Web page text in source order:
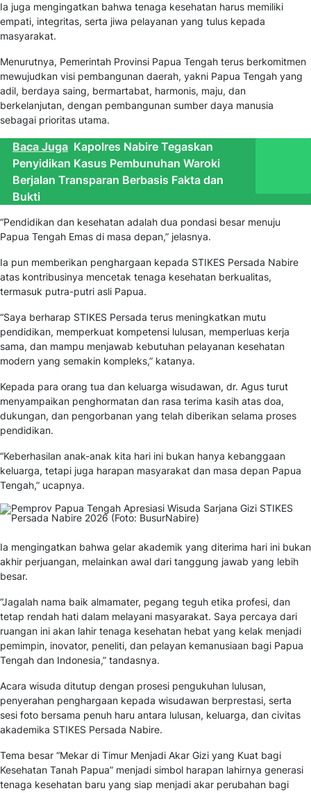
Ia juga mengingatkan bahwa tenaga kesehatan harus memiliki
empati, integritas, serta jiwa pelayanan yang tulus kepada
masyarakat.
Menurutnya, Pemerintah Provinsi Papua Tengah terus berkomitmen
mewujudkan visi pembangunan daerah, yakni Papua Tengah yang
adil, berdaya saing, bermartabat, harmonis, maju, dan
berkelanjutan, dengan pembangunan sumber daya manusia
sebagai prioritas utama.
Baca Juga Kapolres Nabire Tegaskan
Penyidikan Kasus Pembunuhan Waroki
Berjalan Transparan Berbasis Fakta dan
Bukti
“Pendidikan dan kesehatan adalah dua pondasi besar menuju
Papua Tengah Emas di masa depan,” jelasnya.
Ia pun memberikan penghargaan kepada STIKES Persada Nabire
atas kontribusinya mencetak tenaga kesehatan berkualitas,
termasuk putra-putri asli Papua.
“Saya berharap STIKES Persada terus meningkatkan mutu
pendidikan, memperkuat kompetensi lulusan, memperluas kerja
sama, dan mampu menjawab kebutuhan pelayanan kesehatan
modern yang semakin kompleks,” katanya.
Kepada para orang tua dan keluarga wisudawan, dr. Agus turut
menyampaikan penghormatan dan rasa terima kasih atas doa,
dukungan, dan pengorbanan yang telah diberikan selama proses
pendidikan.
“Keberhasilan anak-anak kita hari ini bukan hanya kebanggaan
keluarga, tetapi juga harapan masyarakat dan masa depan Papua
Tengah,” ucapnya.
Ia mengingatkan bahwa gelar akademik yang diterima hari ini bukan
akhir perjuangan, melainkan awal dari tanggung jawab yang lebih
besar.
“Jagalah nama baik almamater, pegang teguh etika profesi, dan
tetap rendah hati dalam melayani masyarakat. Saya percaya dari
ruangan ini akan lahir tenaga kesehatan hebat yang kelak menjadi
pemimpin, inovator, peneliti, dan pelayan kemanusiaan bagi Papua
Tengah dan Indonesia,” tandasnya.
Acara wisuda ditutup dengan prosesi pengukuhan lulusan,
penyerahan penghargaan kepada wisudawan berprestasi, serta
sesi foto bersama penuh haru antara lulusan, keluarga, dan civitas
akademika STIKES Persada Nabire.
Tema besar “Mekar di Timur Menjadi Akar Gizi yang Kuat bagi
Kesehatan Tanah Papua” menjadi simbol harapan lahirnya generasi
tenaga kesehatan baru yang siap menjadi akar perubahan bagi